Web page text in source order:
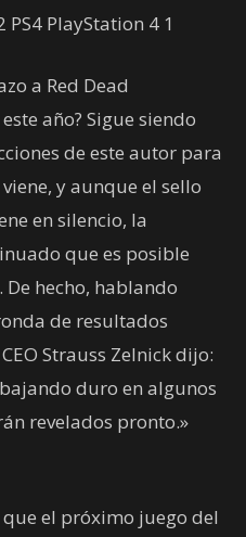
a Red Dead
año? Sigue siendo
de este autor para
y aunque el sello
en silencio, la
que es posible
hecho, hablando
de resultados
Strauss Zelnick dijo:
duro en algunos
revelados pronto.»
el próximo juego del